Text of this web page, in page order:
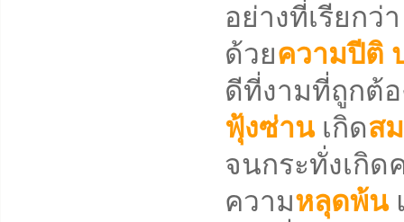
อย่างที่เรียกว่
ด้วยความปีติ
ดีที่งามที่ถูกต้อ
ฟุ้งซ่านเกิดส
จนกระทั่งเกิด
ความหลุดพ้น